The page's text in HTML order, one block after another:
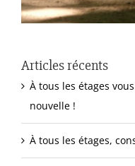
Articles récents
À tous les étages
nouvelle !
À tous les étages,